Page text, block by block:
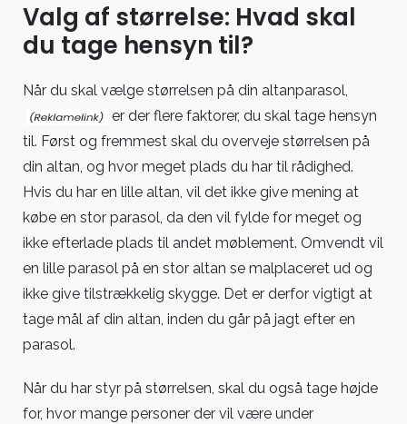
Valg af størrelse: Hvad skal
du tage hensyn til?
Når du skal vælge størrelsen på din altanparasol,
er der flere faktorer, du skal tage hensyn
til. Først og fremmest skal du overveje størrelsen på
din altan, og hvor meget plads du har til rådighed.
Hvis du har en lille altan, vil det ikke give mening at
købe en stor parasol, da den vil fylde for meget og
ikke efterlade plads til andet møblement. Omvendt vil
en lille parasol på en stor altan se malplaceret ud og
ikke give tilstrækkelig skygge. Det er derfor vigtigt at
tage mål af din altan, inden du går på jagt efter en
parasol.
Når du har styr på størrelsen, skal du også tage højde
for, hvor mange personer der vil være under